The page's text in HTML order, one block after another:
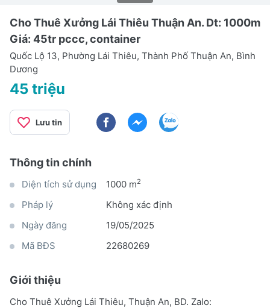
Cho Thuê Xưởng Lái Thiêu Thuận An. Dt: 1000m
Giá: 45tr pccc, container
Quốc Lộ 13, Phường Lái Thiêu, Thành Phố Thuận An, Bình
Dương
45 triệu
Lưu tin
Thông tin chính
Diện tích sử dụng 1000 m2
Pháp lý
Không xác định
Ngày đăng
19/05/2025
Mã BĐS
22680269
Giới thiệu
Cho Thuê Xưởng Lái Thiêu, Thuận An, BD. Zalo: